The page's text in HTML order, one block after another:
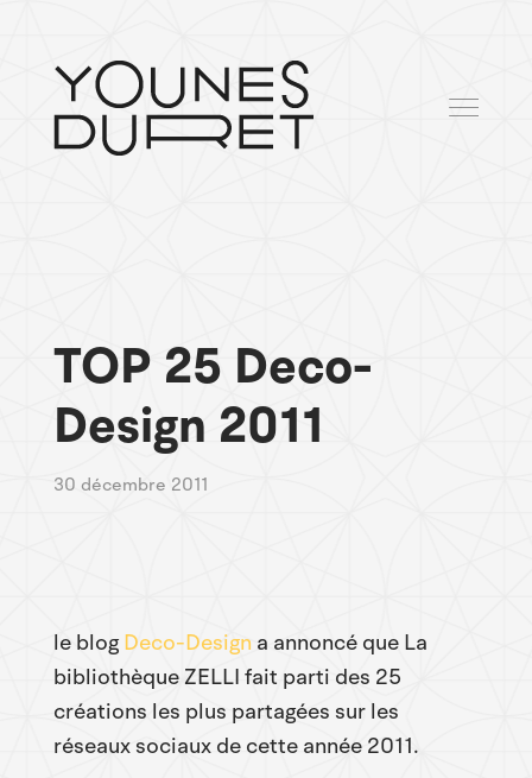
TOP 25 Deco-
Design 2011
30 décembre 2011
le blogDeco-Design a annoncé que La
bibliothèque ZELLI fait parti des 25
créations les plus partagées sur les
réseaux sociaux de cette année 2011.